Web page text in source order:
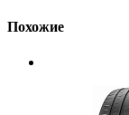
Похожие